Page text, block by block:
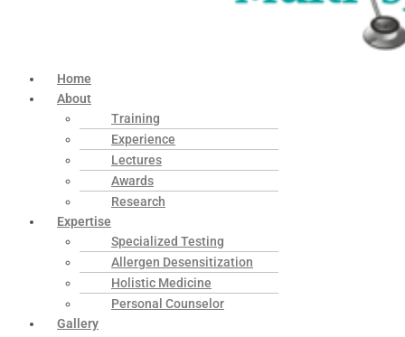
Home
About
Training
Experience
Lectures
Awards
Research
Expertise
Specialized Testing
Allergen Desensitization
Holistic Medicine
Personal Counselor
Gallery